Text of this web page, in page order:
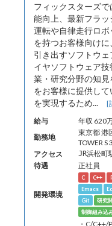
フィックスターズ
能向上、最新フラ
運転や自律走行ロ
を持つお客様向け
引き出すソフトウ
イヤソフトウェア
業・研究分野の知
をお客様に提供し
を実現するため... [
給与
年収 620
勤務地
東京都 港
TOWER S
アクセス
JR浜松町
待遇 正社員
開発環境
C C++
Emacs
Git
研究
制御組み込
・C/